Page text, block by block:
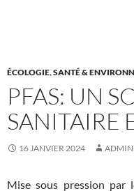
ÉCOLOGIE,SANTÉ &
PFAS: UN
SANITAIRE
16 JANVIER 2024 ADMIN
Mise sous pression par